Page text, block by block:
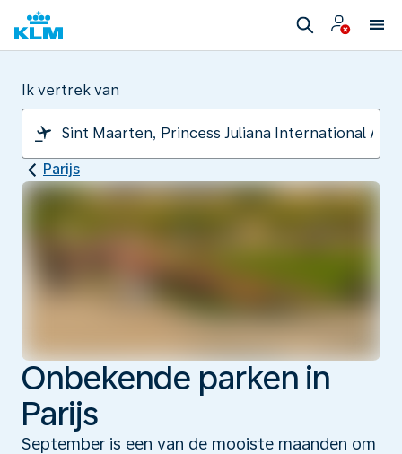
Ik vertrek van
Parijs
Onbekende parken in
Parijs
September is een van de mooiste maanden om